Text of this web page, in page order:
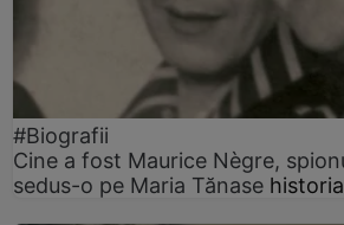
#Biografii
Cine a fost Maurice Nègre,
sedus-o pe Maria Tănase